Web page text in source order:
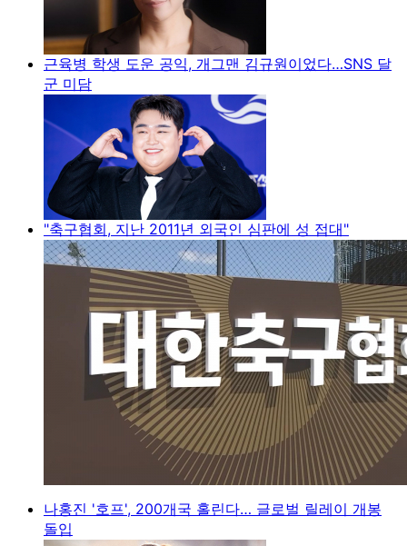
근육병 학생 도운 공익, 개그맨 김규원이었다…SNS 달
군 미담
"축구협회, 지난 2011년 외국인 심판에 성 접대"
나홍진 '호프', 200개국 홀린다… 글로벌 릴레이 개봉
돌입